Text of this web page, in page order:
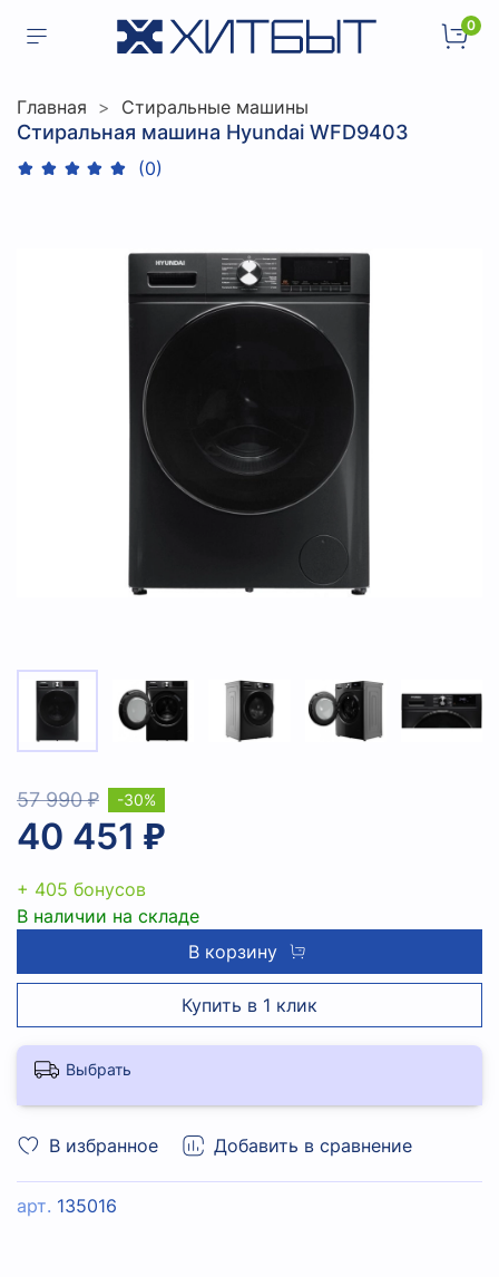
0
Главная Стиральные машины
Стиральная машина Hyundai WFD9403
(0)
В избранное Добавить в сравнение
арт. 135016
57 990 ₽
40 451 ₽
-30%
+ 405 бонусов
В наличии на складе
В корзину
Купить в 1 клик
Выбрать